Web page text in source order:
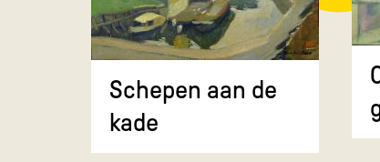
Schepen aan de
kade